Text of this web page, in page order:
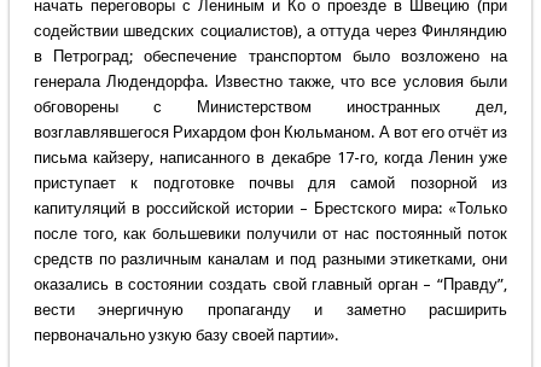
начать переговоры с Лениным и Ко о проезде в Швецию (при
содействии шведских социалистов), а оттуда через Финляндию
в Петроград; обеспечение транспортом было возложено на
генерала Людендорфа. Известно также, что все условия были
обговорены с Министерством иностранных дел,
возглавлявшегося Рихардом фон Кюльманом. А вот его отчёт из
письма кайзеру, написанного в декабре 17-го, когда Ленин уже
приступает к подготовке почвы для самой позорной из
капитуляций в российской истории – Брестского мира: «Только
после того, как большевики получили от нас постоянный поток
средств по различным каналам и под разными этикетками, они
оказались в состоянии создать свой главный орган – “Правду”,
вести энергичную пропаганду и заметно расширить
первоначально узкую базу своей партии».